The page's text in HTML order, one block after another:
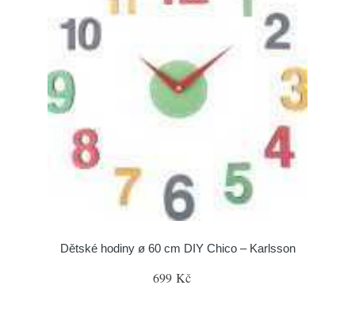
Dětské hodiny ø 60 cm DIY Chico – Karlsson
699 Kč